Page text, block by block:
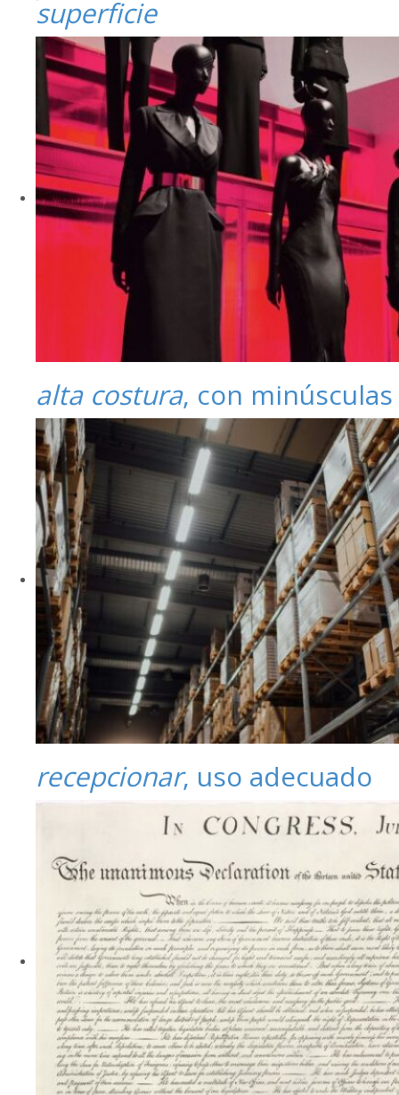
superficie
alta costura, con minúsculas
recepcionar, uso adecuado